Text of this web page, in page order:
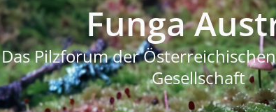
Funga
Das Pilzforum der
Gesellschaft